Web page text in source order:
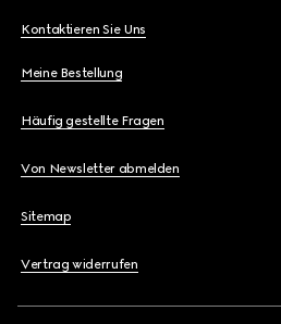
Kontaktieren Sie Uns
Meine Bestellung
Häufig gestellte Fragen
Von Newsletter abmelden
Sitemap
Vertrag widerrufen